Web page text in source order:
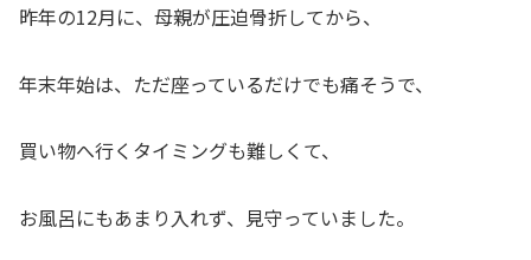
昨年の12月に、母親が圧迫骨折してから、
年末年始は、ただ座っているだけでも痛そうで、
買い物へ行くタイミングも難しくて、
お風呂にもあまり入れず、見守っていました。